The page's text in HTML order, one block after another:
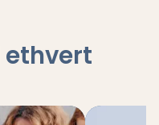
ethvert